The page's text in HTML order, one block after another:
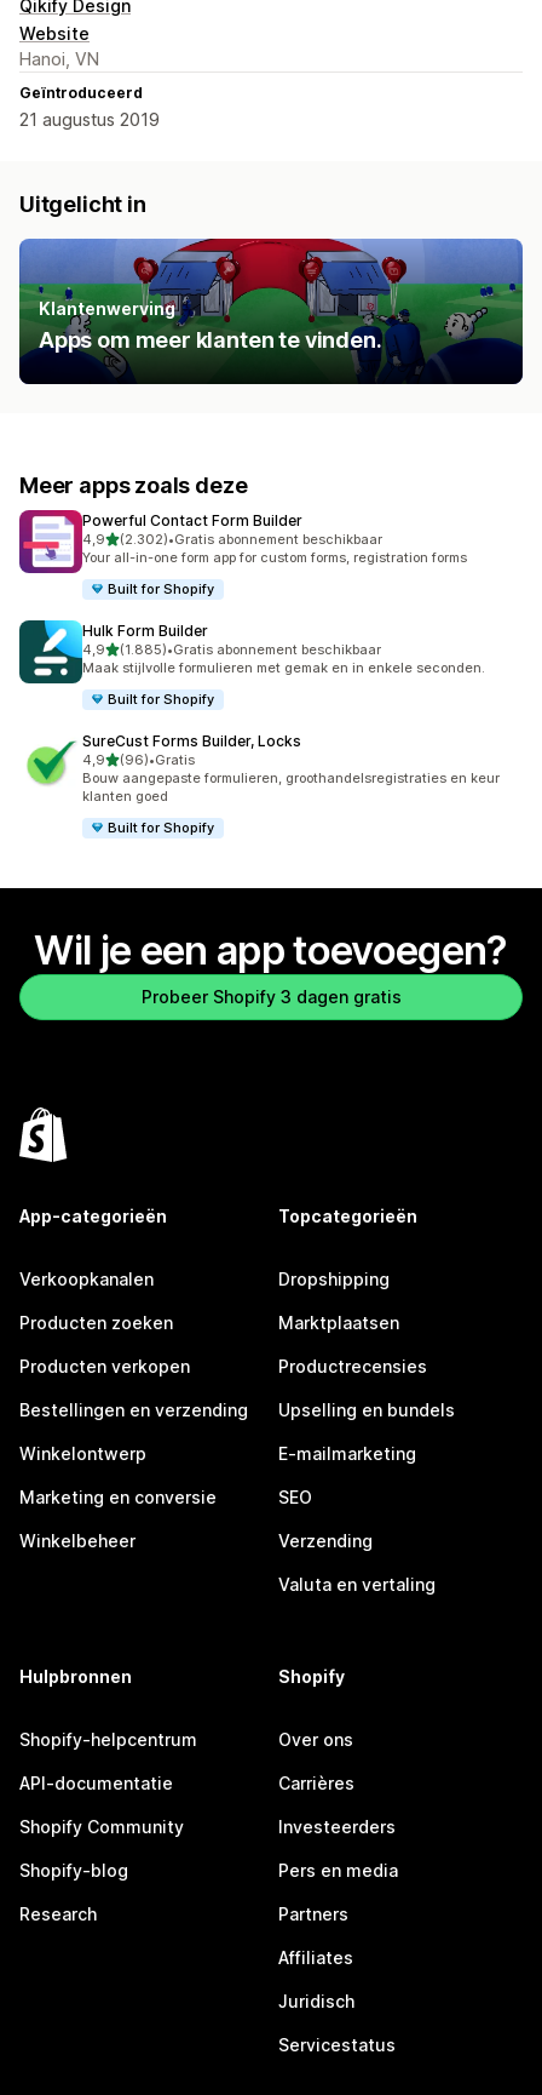
Qikify Design
Website
Hanoi, VN
Geïntroduceerd
21 augustus 2019
Uitgelicht in
Klantenwerving
Apps om meer klanten te vinden.
Meer apps zoals deze
Powerful Contact Form Builder
4,9van 5 sterren
(2.302)
2302 recensies in totaal
•Gratis abonnement beschikbaar
Your all-in-one form app for custom forms, registration forms
Built for Shopify
Hulk Form Builder
4,9van 5 sterren
(1.885)
1885 recensies in totaal
•Gratis abonnement beschikbaar
Maak stijlvolle formulieren met gemak en in enkele seconden.
Built for Shopify
SureCust Forms Builder, Locks
4,9van 5 sterren
(96)
96 recensies in totaal
•Gratis
Bouw aangepaste formulieren, groothandelsregistraties en keur
klanten goed
Built for Shopify
Wil je een app toevoegen?
Probeer Shopify 3 dagen gratis
App-categorieën
Verkoopkanalen
Producten zoeken
Producten verkopen
Bestellingen en verzending
Winkelontwerp
Marketing en conversie
Winkelbeheer
Topcategorieën
Dropshipping
Marktplaatsen
Productrecensies
Upselling en bundels
E-mailmarketing
SEO
Verzending
Valuta en vertaling
Hulpbronnen
Shopify-helpcentrum
API-documentatie
Shopify Community
Shopify-blog
Research
Shopify
Over ons
Carrières
Investeerders
Pers en media
Partners
Affiliates
Juridisch
Servicestatus